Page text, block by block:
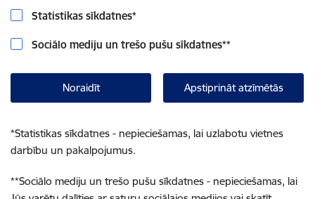
Statistikas sīkdatnes*
Sociālo mediju un trešo pušu sīkdatnes**
Noraidīt Apstiprināt atzīmētās
*Statistikas sīkdatnes - nepieciešamas, lai uzlabotu vietnes
darbību un pakalpojumus.
**Sociālo mediju un trešo pušu sīkdatnes - nepieciešamas, lai